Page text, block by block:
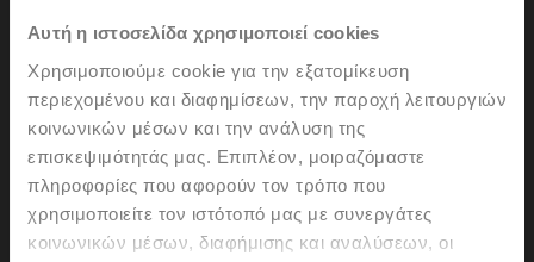
Αυτή η ιστοσελίδα χρησιμοποιεί cookies
Χρησιμοποιούμε cookie για την εξατομίκευση
περιεχομένου και διαφημίσεων, την παροχή λειτουργιών
κοινωνικών μέσων και την ανάλυση της
επισκεψιμότητάς μας. Επιπλέον, μοιραζόμαστε
πληροφορίες που αφορούν τον τρόπο που
χρησιμοποιείτε τον ιστότοπό μας με συνεργάτες
κοινωνικών μέσων, διαφήμισης και αναλύσεων, οι
NMQ24A-VST-RE
Rotary actuator for VRU, 8 Nm, AC/DC 24 V, 4 s, IP54
Please contact your local Sales Representative for